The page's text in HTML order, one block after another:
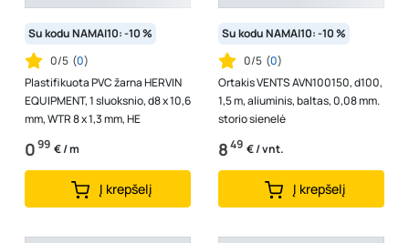
Su kodu NAMAI10: -10 %
0/5 (0)
Plastifikuota PVC žarna HERVIN
EQUIPMENT, 1 sluoksnio, d8 x 10,6
mm, WTR 8 x 1,3 mm, HE
099 € / m
Į krepšelį
Su kodu NAMAI10: -10 %
0/5 (0)
Ortakis VENTS AVN100150, d100,
1,5 m, aliuminis, baltas, 0,08 mm.
storio sienelė
849 € / vnt.
Į krepšelį